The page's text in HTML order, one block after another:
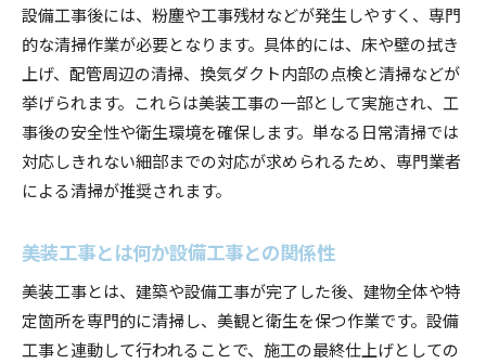
美装クリーニングを効率よく行うための工夫
設備工事後の美装工事で仕上がりに差が生まれ
る理由
美装工事とハウスクリーニングの境界とは
美装工事とハウスクリーニングの明確な違い
設備工事後の清掃で選ぶべきサービスとは
設備工事後の美装クリーニングのメリット
清掃と美装工事の違いを理解して適切に依頼
設備工事と美装工事を組み合わせた最適な方法
リフォーム後の設備工事と清掃の順序
設備工事後には、粉塵や工事残材などが発生しやすく、専門
的な清掃作業が必要となります。具体的には、床や壁の拭き
上げ、配管周辺の清掃、換気ダクト内部の点検と清掃などが
挙げられます。これらは美装工事の一部として実施され、工
事後の安全性や衛生環境を確保します。単なる日常清掃では
対応しきれない細部までの対応が求められるため、専門業者
による清掃が推奨されます。
美装工事とは何か設備工事との関係性
美装工事とは、建築や設備工事が完了した後、建物全体や特
定箇所を専門的に清掃し、美観と衛生を保つ作業です。設備
工事と連動して行われることで、施工の最終仕上げとしての